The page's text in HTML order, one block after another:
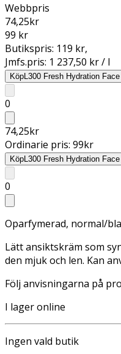
Webbpris
74,25kr
99 kr
Butikspris: 119 kr,
Jmfs.pris: 1 237,50 kr / l
KöpL300 Fresh Hydration
0
74,25kr
Ordinarie pris: 99kr
KöpL300 Fresh Hydration
0
Oparfymerad, normal/
Lätt ansiktskräm som
den mjuk och len. Kan
Följ anvisningarna på
I lager online
Ingen vald butik